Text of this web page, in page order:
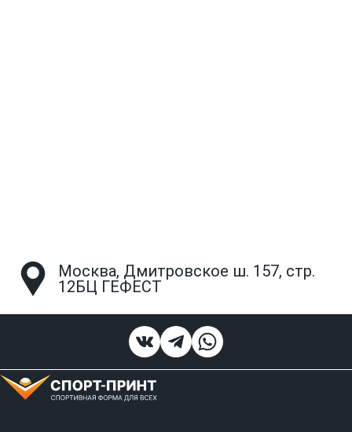
Москва, Дмитровское ш. 157, стр.
12БЦ ГЕФЕСТ